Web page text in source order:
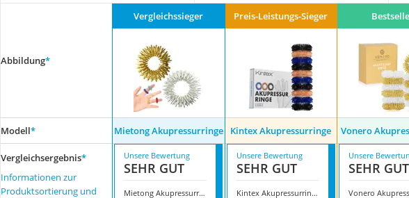
Service
Abbildung*
Vergleichssieger Preis-Leistungs-Sieger
Modell* Mietong Akupressurringe Kintex Akupressurringe Vonero
Vergleichsergebnis*
Informationen zur
Produktsortierung und
Unsere Bewertung
SEHR GUT
Mietong Akupressurringe
Unsere Bewertung
SEHR GUT
Kintex Akupressurringe
Unsere
SEHR GUT